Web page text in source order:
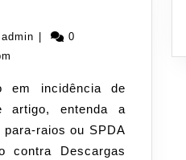
admin admin0
em incidência de
artigo, entenda a
raios ou SPDA
contra Descargas